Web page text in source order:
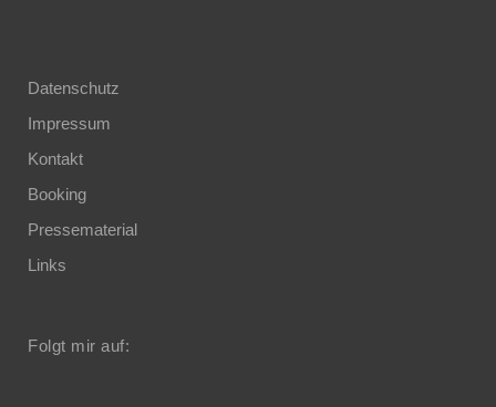
Datenschutz
Impressum
Kontakt
Booking
Pressematerial
Links
Folgt mir auf: